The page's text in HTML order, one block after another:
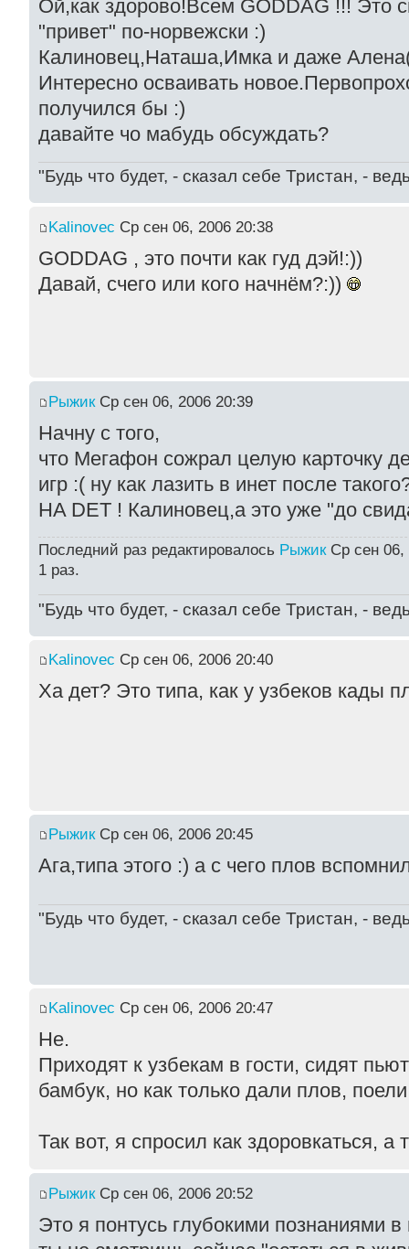
Ой,как здорово!Всем GODDAG !!! Это
"привет" по-норвежски :)
Калиновец,Наташа,Имка и даже
Интересно осваивать
получился бы :)
давайте чо мабудь обсуждать?
"Будь что будет, - сказал себе Тристан, -
Kalinovec Ср сен 06, 2006 20:38
GODDAG , это почти как гуд дэй!:))
Давай, счего или кого начнём?:))
РыжикСр сен 06, 2006 20:39
Начну с того,
что Мегафон сожрал целую карточку
игр :( ну как лазить в инет после
HA DET ! Калиновец,а это уже "до
Последний раз редактировалось РыжикСр сен 06,
1 раз.
"Будь что будет, - сказал себе Тристан, -
Kalinovec Ср сен 06, 2006 20:40
Ха дет? Это типа, как у узбеков кады
РыжикСр сен 06, 2006 20:45
Ага,типа этого :) а с чего плов
"Будь что будет, - сказал себе Тристан, -
Kalinovec Ср сен 06, 2006 20:47
Не.
Приходят к узбекам в гости, сидят
бамбук, но как только дали плов,
Так вот, я спросил как здоровкаться,
РыжикСр сен 06, 2006 20:52
Это я понтусь глубокими познаниями